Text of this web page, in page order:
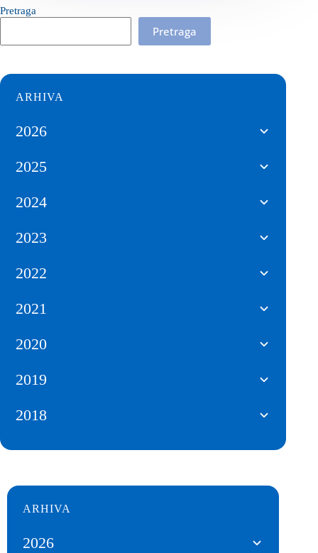
Pretraga
Pretraga
ARHIVA
2026
2025
2024
2023
2022
2021
2020
2019
2018
ARHIVA
2026